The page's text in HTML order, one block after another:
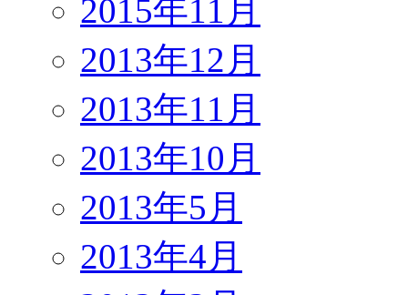
2015年11月
2013年12月
2013年11月
2013年10月
2013年5月
2013年4月